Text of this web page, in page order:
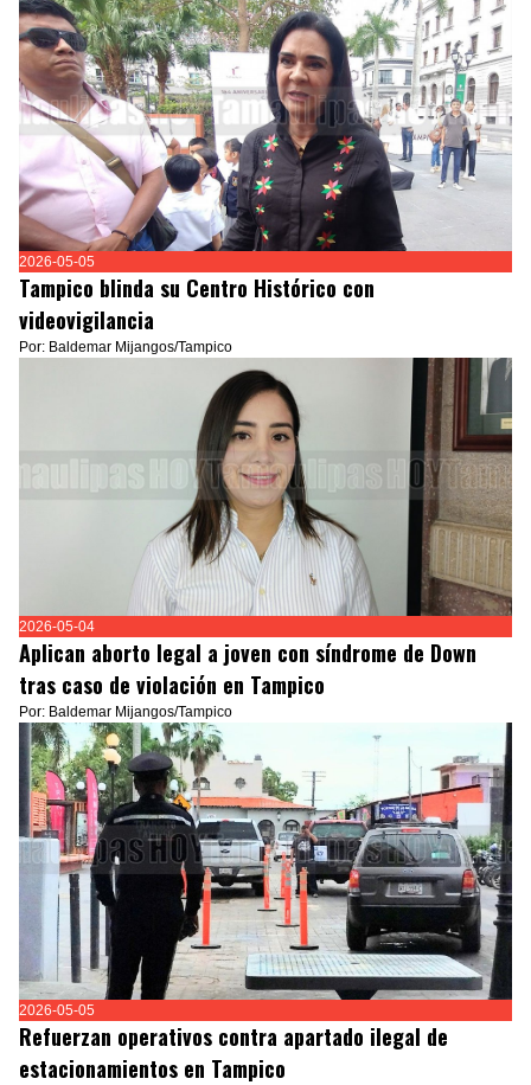
2026-05-05
Tampico blinda su Centro Histórico con
videovigilancia
Por: Baldemar Mijangos/Tampico
2026-05-04
Aplican aborto legal a joven con síndrome de Down
tras caso de violación en Tampico
Por: Baldemar Mijangos/Tampico
2026-05-05
Refuerzan operativos contra apartado ilegal de
estacionamientos en Tampico